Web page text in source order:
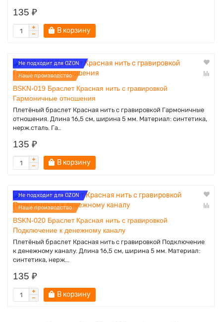
135 ₽
В корзину
Не подходит для OZON
Наше производство
BSKN-019 Браслет Красная нить с гравировкой
Гармоничные отношения
Плетёный браслет Красная нить с гравировкой Гармоничные
отношения. Длина 16,5 см, ширина 5 мм. Материал: синтетика,
нерж.сталь. Га..
135 ₽
В корзину
Не подходит для OZON
Наше производство
BSKN-020 Браслет Красная нить с гравировкой
Подключение к денежному каналу
Плетёный браслет Красная нить с гравировкой Подключение
к денежному каналу. Длина 16,5 см, ширина 5 мм. Материал:
синтетика, нерж...
135 ₽
В корзину